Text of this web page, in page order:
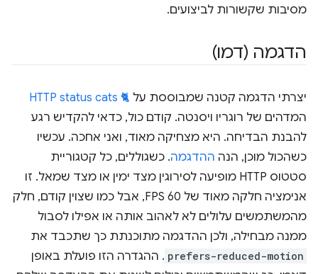
מסיבות שקשורות לביצועים.
הדגמה (דמו)
יצרתי הדגמה קטנה שמבוססת על 🐈 HTTP status cats
המדהים של רוגריו ויסנטה. קודם כול, כדאי להקדיש רגע
להבנת הבדיחה. היא מצחיקה מאוד, ואני אחכה. עכשיו
כשהכול מוכן, הנה ההדגמה. כשגוללים, כל קטגוריית
סטטוס HTTP מופיעה לסירוגין מצד ימין או מצד שמאל. זו
אנימציה חלקה מאוד של 60 FPS, אבל כמו שצוין קודם, חלק
מהמשתמשים עלולים לא לאהוב אותה או אפילו לסבול
ממנה מבחילה, ולכן ההדגמה מתוכנתת כך שתכבד את
prefers-reduced-motion . ההגדרה הזו פועלת באופן